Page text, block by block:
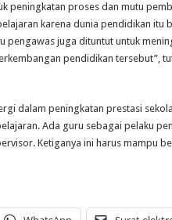
peningkatan proses dan mutu
karena dunia pendidikan itu
pengawas juga dituntut untuk
pendidikan tersebut”,
dalam peningkatan prestasi
Ada guru sebagai pelaku
Ketiganya ini harus mampu